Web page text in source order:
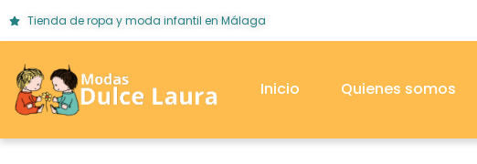
Tienda de ropa y moda infantil en Málaga
Inicio Quienes somos